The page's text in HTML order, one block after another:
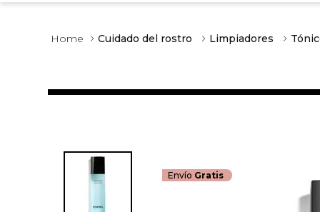
Cuidado del rostro Limpiadores
Envío Gratis